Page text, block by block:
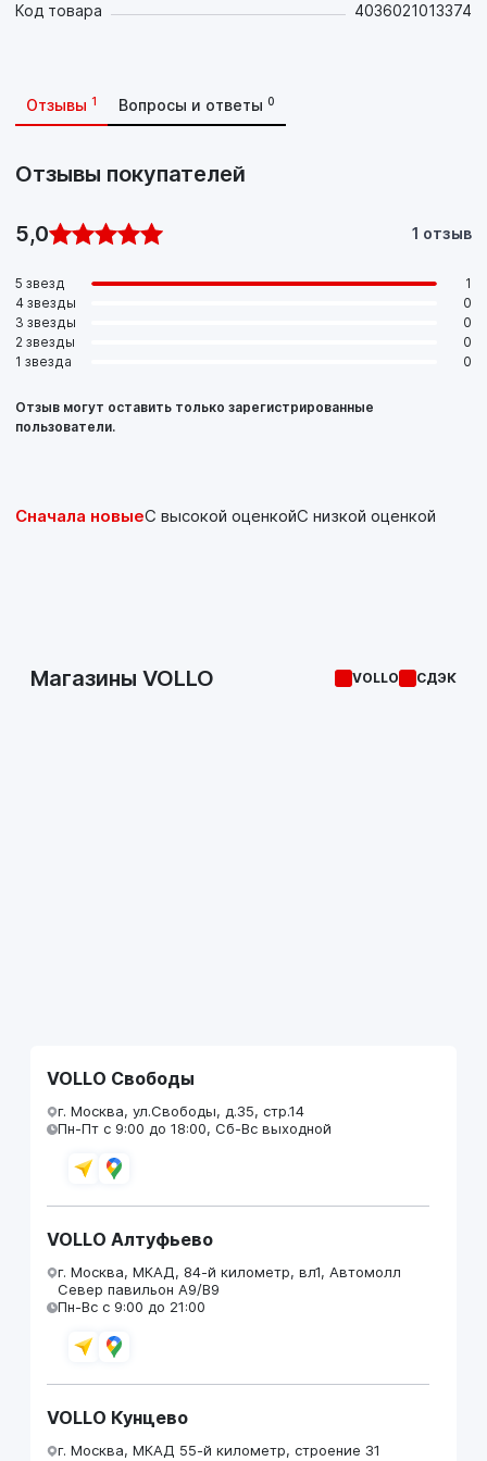
Код товара 4036021013374
Отзывы 1 Вопросы и ответы 0
Отзывы покупателей
5,0 1 отзыв
5 звезд
1
4 звезды
0
3 звезды
0
2 звезды
0
1 звезда
0
Отзыв могут оставить только зарегистрированные
пользователи.
Сначала новыеС высокой оценкойС низкой оценкой
Магазины VOLLO VOLLO СДЭК
VOLLO Свободы
г. Москва, ул.Свободы, д.35, стр.14
Пн-Пт с 9:00 до 18:00, Сб-Вс выходной
VOLLO Алтуфьево
г. Москва, МКАД, 84-й километр, вл1, Автомолл
Север павильон А9/В9
Пн-Вс с 9:00 до 21:00
VOLLO Кунцево
г. Москва, МКАД 55-й километр, строение 31